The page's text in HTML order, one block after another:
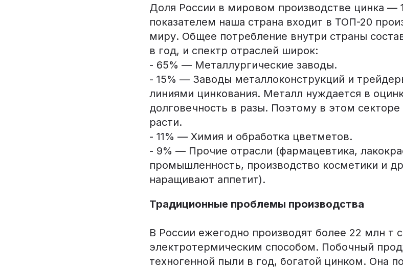
Доля России в мировом производстве цинка —
показателем наша страна входит в ТОП-20
миру. Общее потребление внутри страны
в год, и спектр отраслей широк:
- 65% — Металлургические заводы.
- 15% — Заводы металлоконструкций и
линиями цинкования. Металл нуждается в
долговечность в разы. Поэтому в этом секторе
расти.
- 11% — Химия и обработка цветметов.
- 9% — Прочие отрасли (фармацевтика,
промышленность, производство косметики и
наращивают аппетит).
Традиционные проблемы производства
В России ежегодно производят более 22 млн т
электротермическим способом. Побочный
техногенной пыли в год, богатой цинком. Она